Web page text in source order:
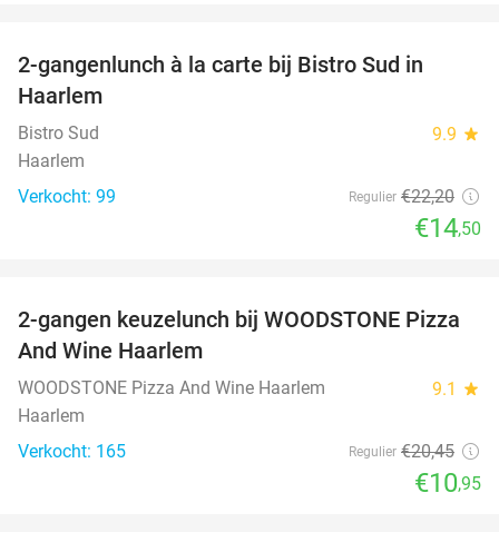
2-gangenlunch à la carte bij Bistro Sud in
Haarlem
Bistro Sud 9.9 star
Haarlem
Verkocht: 99
Regulier €22,20
€14,50
46%
2-gangen keuzelunch bij WOODSTONE Pizza
And Wine Haarlem
WOODSTONE Pizza And Wine Haarlem 9.1 star
Haarlem
Verkocht: 165
Regulier €20,45
€10,95